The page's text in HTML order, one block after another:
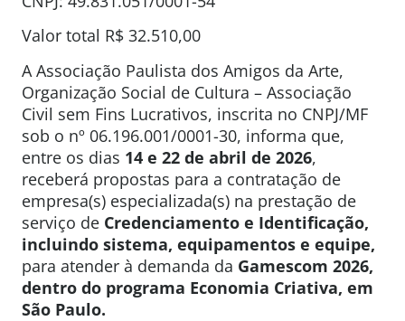
Valor total R$ 32.510,00
A Associação Paulista dos Amigos da Arte,
Organização Social de Cultura – Associação
Civil sem Fins Lucrativos, inscrita no CNPJ/MF
sob o nº 06.196.001/0001-30, informa que,
entre os dias 14 e 22 de abril de 2026,
receberá propostas para a contratação de
empresa(s) especializada(s) na prestação de
serviço de Credenciamento e Identificação,
incluindo sistema, equipamentos e equipe,
para atender à demanda da Gamescom 2026,
dentro do programa Economia Criativa, em
São Paulo.